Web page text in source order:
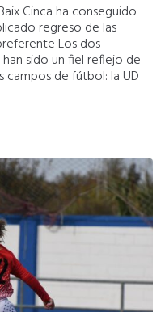
Cinca ha conseguido
regreso de las
Los dos
sido un fiel reflejo de
campos de fútbol: la UD